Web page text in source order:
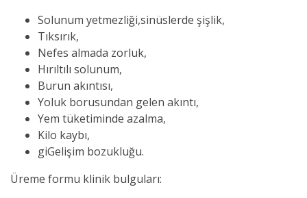
Solunum yetmezliği,sinüslerde şişlik,
Tıksırık,
Nefes almada zorluk,
Hırıltılı solunum,
Burun akıntısı,
Yoluk borusundan gelen akıntı,
Yem tüketiminde azalma,
Kilo kaybı,
giGelişim bozukluğu.
Üreme formu klinik bulguları: